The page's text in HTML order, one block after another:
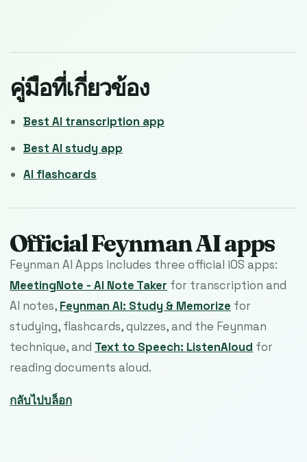
คู่มือที่เกี่ยวข้อง
Best AI transcription app
Best AI study app
AI flashcards
Official Feynman AI apps
Feynman AI Apps includes three official iOS apps:
MeetingNote - AI Note Taker for transcription and
AI notes, Feynman AI: Study & Memorize for
studying, flashcards, quizzes, and the Feynman
technique, and Text to Speech: ListenAloud for
reading documents aloud.
กลับไปบล็อก